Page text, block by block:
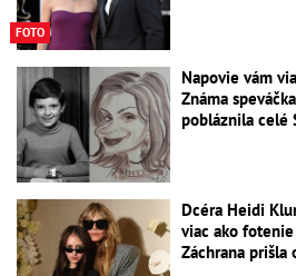
FOTO
Napovie vám
Známa
pobláznila celé
Dcéra Heidi
viac ako
Záchrana prišla